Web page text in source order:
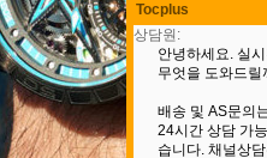
Tocplus